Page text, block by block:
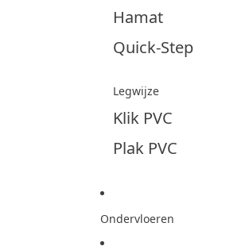
Hamat
Quick-Step
Legwijze
Klik PVC
Plak PVC
Ondervloeren